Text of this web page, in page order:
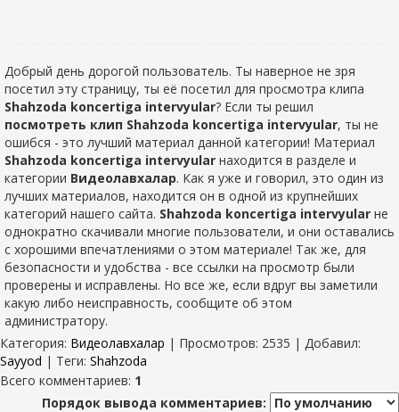
Добрый день дорогой пользователь. Ты наверное не зря
посетил эту страницу, ты её посетил для просмотра клипа
Shahzoda koncertiga intervyular? Если ты решил
посмотреть клип Shahzoda koncertiga intervyular, ты не
ошибся - это лучший материал данной категории! Материал
Shahzoda koncertiga intervyular находится в разделе и
категории Видеолавхалар. Как я уже и говорил, это один из
лучших материалов, находится он в одной из крупнейших
категорий нашего сайта. Shahzoda koncertiga intervyular не
однократно скачивали многие пользователи, и они оставались
с хорошими впечатлениями о этом материале! Так же, для
безопасности и удобства - все ссылки на просмотр были
проверены и исправлены. Но все же, если вдруг вы заметили
какую либо неисправность, сообщите об этом
администратору.
Категория: Видеолавхалар | Просмотров: 2535 | Добавил:
Sayyod | Теги: Shahzoda
Всего комментариев: 1
Порядок вывода комментариев: